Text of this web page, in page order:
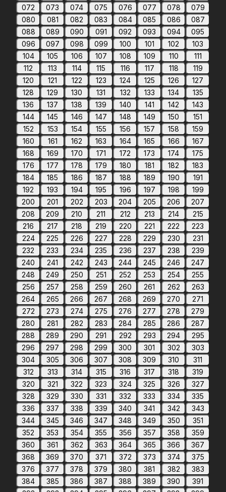
072
073 074 075 076 077 078
079
080
081 082 083 084 085 086
087
088
089 090 091 092 093 094
095
096
097 098 099 100 101 102
103
104
105 106 107 108 109 110
111
112
113 114 115 116 117 118
119
120
121 122 123 124 125 126
127
128
129 130 131 132 133 134
135
136
137 138 139 140 141 142
143
144
145 146 147 148 149 150
151
152
153 154 155 156 157 158
159
160
161 162 163 164 165 166
167
168
169 170 171 172 173 174
175
176
177 178 179 180 181 182
183
184
185 186 187 188 189 190
191
192
193 194 195 196 197 198
199
200
201 202 203 204 205 206
207
208
209 210 211 212 213 214
215
216
217 218 219 220 221 222
223
224
225 226 227 228 229 230
231
232
233 234 235 236 237 238
239
240
241 242 243 244 245 246
247
248
249 250 251 252 253 254
255
256
257 258 259 260 261 262
263
264
265 266 267 268 269 270
271
272
273 274 275 276 277 278
279
280
281 282 283 284 285 286
287
288
289 290 291 292 293 294
295
296
297 298 299 300 301 302
303
304
305 306 307 308 309 310
311
312
313 314 315 316 317 318
319
320
321 322 323 324 325 326
327
328
329 330 331 332 333 334
335
336
337 338 339 340 341 342
343
344
345 346 347 348 349 350
351
352
353 354 355 356 357 358
359
360
361 362 363 364 365 366
367
368
369 370 371 372 373 374
375
376
377 378 379 380 381 382
383
384
385 386 387 388 389 390
391